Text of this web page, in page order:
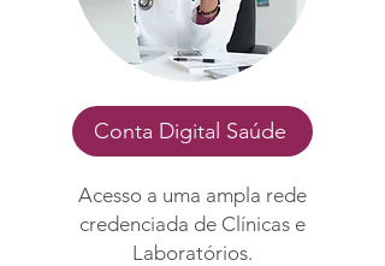
Conta Digital Saúde
Acesso a uma ampla rede
credenciada de Clínicas e
Laboratórios.